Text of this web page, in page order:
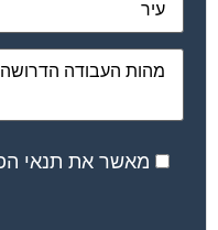
מאשר את תנאי